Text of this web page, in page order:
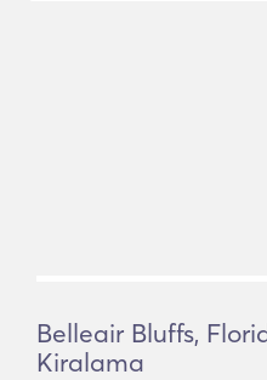
Belleair Bluffs,
Kiralama